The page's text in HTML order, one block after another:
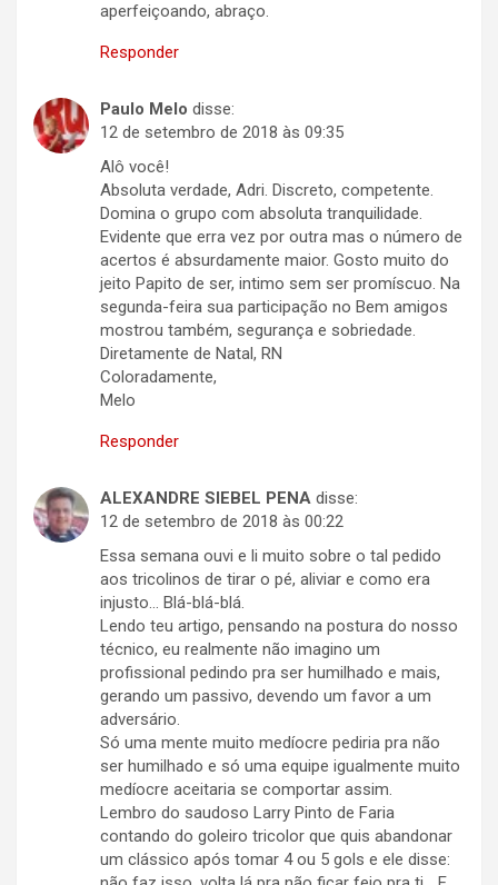
aperfeiçoando, abraço.
Responder
Paulo Melo disse:
12 de setembro de 2018 às 09:35
Alô você!
Absoluta verdade, Adri. Discreto, competente.
Domina o grupo com absoluta tranquilidade.
Evidente que erra vez por outra mas o número de
acertos é absurdamente maior. Gosto muito do
jeito Papito de ser, intimo sem ser promíscuo. Na
segunda-feira sua participação no Bem amigos
mostrou também, segurança e sobriedade.
Diretamente de Natal, RN
Coloradamente,
Melo
Responder
ALEXANDRE SIEBEL PENA disse:
12 de setembro de 2018 às 00:22
Essa semana ouvi e li muito sobre o tal pedido
aos tricolinos de tirar o pé, aliviar e como era
injusto… Blá-blá-blá.
Lendo teu artigo, pensando na postura do nosso
técnico, eu realmente não imagino um
profissional pedindo pra ser humilhado e mais,
gerando um passivo, devendo um favor a um
adversário.
Só uma mente muito medíocre pediria pra não
ser humilhado e só uma equipe igualmente muito
medíocre aceitaria se comportar assim.
Lembro do saudoso Larry Pinto de Faria
contando do goleiro tricolor que quis abandonar
um clássico após tomar 4 ou 5 gols e ele disse: